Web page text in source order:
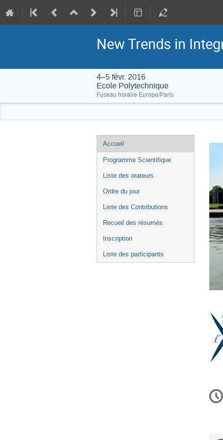
New Trends in
4–5 févr. 2016
Ecole Polytechnique
Fuseau horaire Europe/Paris
Menu
de
l'événement
Accueil
Programme Scientifique
Liste des orateurs
Ordre du jour
Liste des Contributions
Recueil des résumés
Inscription
Liste des participants
de